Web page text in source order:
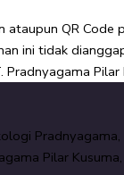
ataupun QR Code
ini tidak
Pradnyagama Pilar
Pilar